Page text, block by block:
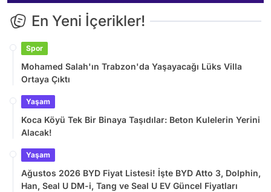
En Yeni İçerikler!
Spor
Mohamed Salah'ın Trabzon'da Yaşayacağı Lüks Villa
Ortaya Çıktı
Yaşam
Koca Köyü Tek Bir Binaya Taşıdılar: Beton Kulelerin Yerini
Alacak!
Yaşam
Ağustos 2026 BYD Fiyat Listesi! İşte BYD Atto 3, Dolphin,
Han, Seal U DM-i, Tang ve Seal U EV Güncel Fiyatları